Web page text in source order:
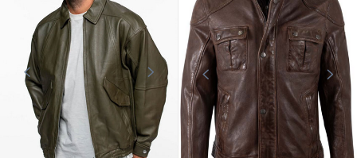
CUIRS GUIGNARD
marron Cuirs Guignard
339,00 €
DAYTONA73
Blouson peau homme noir style
jeans Daytona
349,00 €